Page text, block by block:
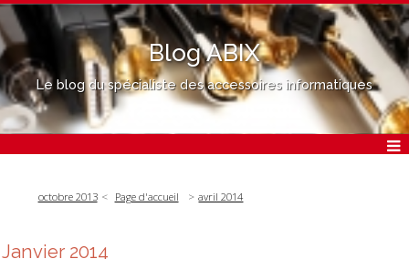
Blog ABIX
Le blog du spécialiste des accessoires informatiques
octobre 2013 Page d'accueil avril 2014
Janvier 2014